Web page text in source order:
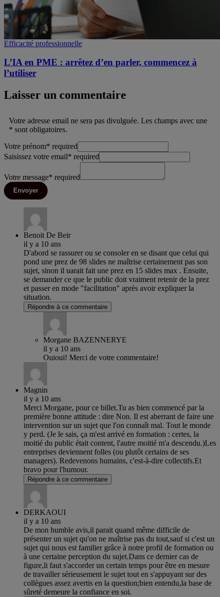
Efficacité professionnelle
L’IA en PME : arrêtez d’en parler, commencez à
l’utiliser
Laisser un commentaire
Votre adresse email ne sera pas divulguée. Les champs avec une
* sont obligatoires.
Votre prénom* required
Saisissez votre email* required
Votre message* required
Envoyer
Benoit De Beir
il y a 10 ans
D'abord se rassurer ou se consoler en se disant que celui qui
pond une prez de 98 slides ne maîtrise certainement pas son
sujet, sinon il uarait fait une prez en 15 slides max . Ensuite,
se demander ce que le public doit vraiment retenir de la prez
et passer en mode "facilitation" après avoir expliquer la
situation.
Répondre à ce commentaire
Morgane BAZENNERYE
il y a 10 ans
Ouioui! Merci de votre commentaire!
Magnin
il y a 10 ans
Merci Morgane, pour ce billet.Tu as bien commencé par la
première bonne attitude : dire Non. Il est aberrant de faire une
intervention sur un sujet que l'on connaît mal. Tout le monde
y perd. (Je le sais, ça m'est arrivé en formation : certes, la
moitié du public était content, l'autre moitié m'a descendu.)Les
entreprises deviennent folles (ou plutôt certains de ses
managers). Redevenons humains, c'est-à-dire collectifs.Et
bravo pour l'humour.
Répondre à ce commentaire
DERKAOUI
il y a 10 ans
De mon humble avis,il parait quand même difficile de
présenter un sujet qu'on ne maîtrise pas du tout,sauf si c'est un
sujet qui nous est familier grâce à notre profil de formation ou
à une certaine perception du sujet.Dans ce dernier cas de
figure,li faut s'accorder un certain temps pour être en mesure
de travailler sérieusement le sujet tout en s'appuyant sur des
collègues assez avertis en la question;bien entendu,la base de
sûreté demeure la confiance en soi.